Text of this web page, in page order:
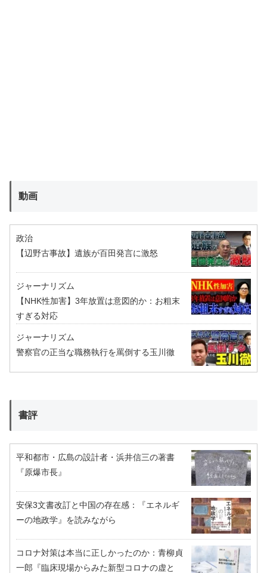
動画
政治
【辺野古事故】遺族が百田発言に激怒
ジャーナリズム
【NHK性加害】3年放置は意図的か：お粗末
すぎる対応
ジャーナリズム
警察官の正当な職務執行を罵倒する玉川徹
書評
平和都市・広島の設計者・浜井信三の著書
『原爆市長』
安保3文書改訂と中国の存在感：『エネルギ
ーの地政学』を読みながら
コロナ対策は本当に正しかったのか：青柳貞
一郎『臨床現場からみた新型コロナの虚と